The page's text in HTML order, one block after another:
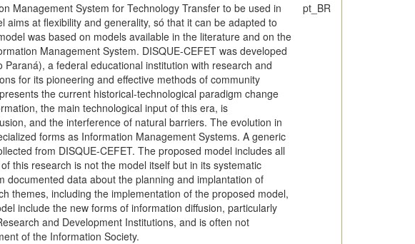
Management System for Technology Transfer to be used in
at flexibility and generality, só that it can be adapted to
was based on models available in the literature and on the
Management System. DISQUE-CEFET was developed
a federal educational institution with research and
for its pioneering and effective methods of community
the current historical-technological paradigm change
the main technological input of this era, is
and the interference of natural barriers. The evolution in
forms as Information Management Systems. A generic
from DISQUE-CEFET. The proposed model includes all
this research is not the model itself but in its systematic
data about the planning and implantation of
themes, including the implementation of the proposed model,
include the new forms of information diffusion, particularly
and Development Institutions, and is often not
of the Information Society.
pt_BR